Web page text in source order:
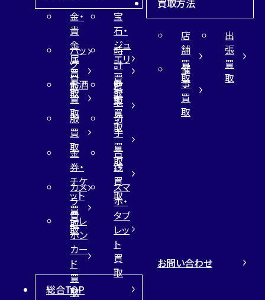
金・
貴
金
属
買
取
宝
石・
ジュ
エリ
ー
買
取
バッ
グ
買
取
時
計
買
取
お酒
買
取
財
布
買
取
服
買
取
切
手
買
取
金
券・
チケ
ット
買
取
古
銭
買
取
カメ
ラ
買
取
スマ
ホ・
タブ
レッ
ト
買
取
テレ
ホン
カー
ド
買
取
買取方法
店
舗
買
取
出
張
買
取
催
事
買
取
総合TOP
お問い合わせ